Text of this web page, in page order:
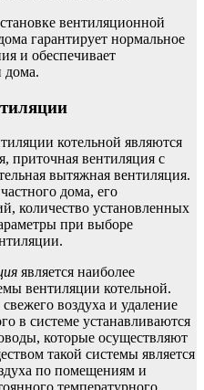
вентиляционной
гарантирует нормальное
и обеспечивает
дома.
котельной являются
приточная вентиляция с
вытяжная вентиляция.
дома, его
количество установленных
при выборе
является наиболее
вентиляции котельной.
воздуха и удаление
в системе устанавливаются
которые осуществляют
такой системы является
по помещениям и